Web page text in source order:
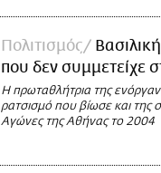
Πολιτισμός
που δεν συμμετείχε
Η πρωταθλήτρια της
ρατσισμό που βίωσε και
Αγώνες της Αθήνας το 2004